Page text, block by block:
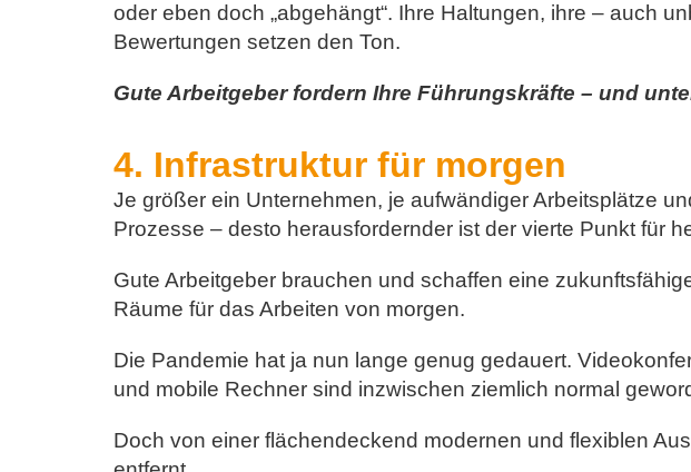
oder eben doch „abgehängt“. Ihre Haltungen, ihre – auch
Bewertungen setzen den Ton.
Gute Arbeitgeber fordern Ihre Führungskräfte – und
4. Infrastruktur für morgen
Je größer ein Unternehmen, je aufwändiger Arbeitsplätze
Prozesse – desto herausfordernder ist der vierte Punkt für
Gute Arbeitgeber brauchen und schaffen eine
Räume für das Arbeiten von morgen.
Die Pandemie hat ja nun lange genug gedauert.
und mobile Rechner sind inzwischen ziemlich normal
Doch von einer flächendeckend modernen und flexiblen